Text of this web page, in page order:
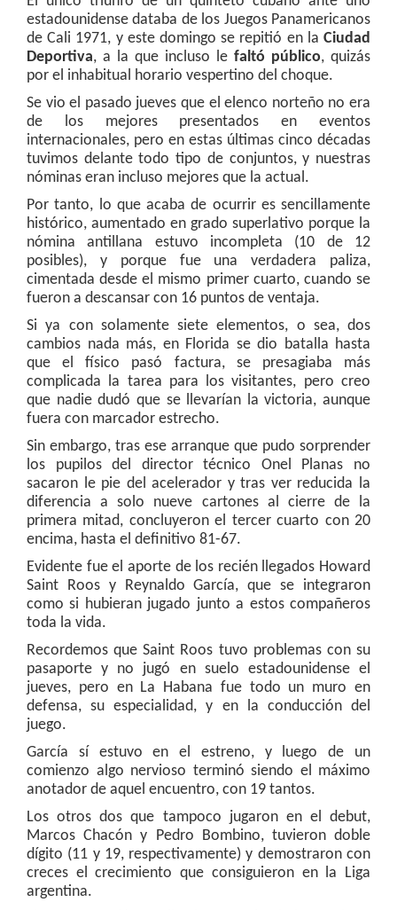
estadounidense databa de los Juegos Panamericanos
de Cali 1971, y este domingo se repitió en la Ciudad
Deportiva, a la que incluso le faltó público, quizás
por el inhabitual horario vespertino del choque.
Se vio el pasado jueves que el elenco norteño no era
de los mejores presentados en eventos
internacionales, pero en estas últimas cinco décadas
tuvimos delante todo tipo de conjuntos, y nuestras
nóminas eran incluso mejores que la actual.
Por tanto, lo que acaba de ocurrir es sencillamente
histórico, aumentado en grado superlativo porque la
nómina antillana estuvo incompleta (10 de 12
posibles), y porque fue una verdadera paliza,
cimentada desde el mismo primer cuarto, cuando se
fueron a descansar con 16 puntos de ventaja.
Si ya con solamente siete elementos, o sea, dos
cambios nada más, en Florida se dio batalla hasta
que el físico pasó factura, se presagiaba más
complicada la tarea para los visitantes, pero creo
que nadie dudó que se llevarían la victoria, aunque
fuera con marcador estrecho.
Sin embargo, tras ese arranque que pudo sorprender
los pupilos del director técnico Onel Planas no
sacaron le pie del acelerador y tras ver reducida la
diferencia a solo nueve cartones al cierre de la
primera mitad, concluyeron el tercer cuarto con 20
encima, hasta el definitivo 81-67.
Evidente fue el aporte de los recién llegados Howard
Saint Roos y Reynaldo García, que se integraron
como si hubieran jugado junto a estos compañeros
toda la vida.
Recordemos que Saint Roos tuvo problemas con su
pasaporte y no jugó en suelo estadounidense el
jueves, pero en La Habana fue todo un muro en
defensa, su especialidad, y en la conducción del
juego.
García sí estuvo en el estreno, y luego de un
comienzo algo nervioso terminó siendo el máximo
anotador de aquel encuentro, con 19 tantos.
Los otros dos que tampoco jugaron en el debut,
Marcos Chacón y Pedro Bombino, tuvieron doble
dígito (11 y 19, respectivamente) y demostraron con
creces el crecimiento que consiguieron en la Liga
argentina.